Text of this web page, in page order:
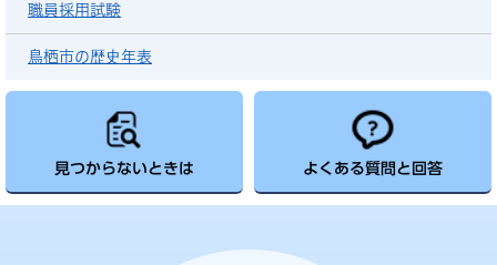
職員採用試験
鳥栖市の歴史年表
見つからないときは よくある質問と回答